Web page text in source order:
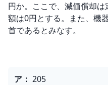
円か。ここで、減価償却
額は0円とする。また、機
首であるとみなす。
選択肢
ア ： 205